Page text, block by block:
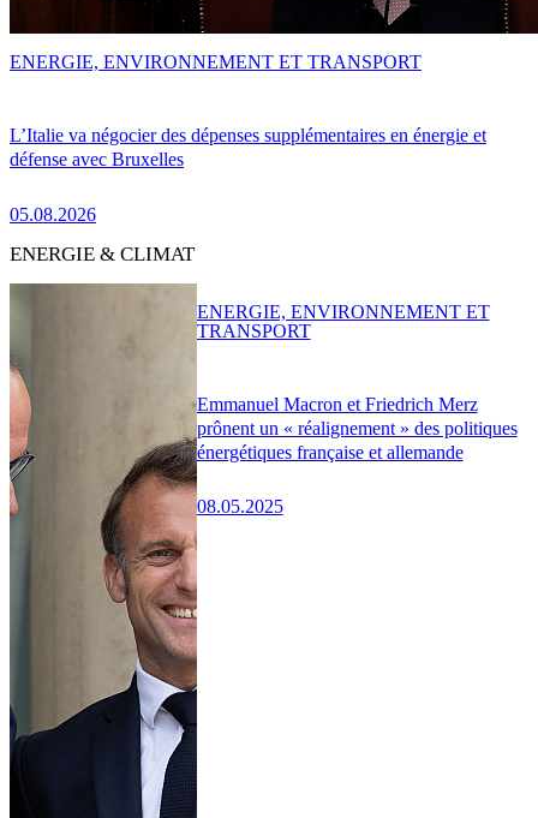
L’Italie va négocier des dépenses supplémentaires en énergie et
défense avec Bruxelles
05.08.2026
ENERGIE, ENVIRONNEMENT ET TRANSPORT
ENERGIE & CLIMAT
Emmanuel Macron et Friedrich Merz
prônent un « réalignement » des politiques
énergétiques française et allemande
08.05.2025
ENERGIE, ENVIRONNEMENT ET
TRANSPORT